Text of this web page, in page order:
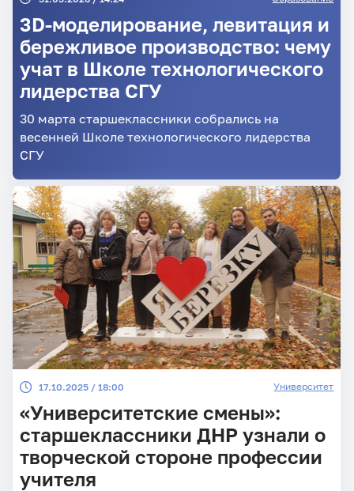
3D‑моделирование, левитация и
бережливое производство: чему
учат в Школе технологического
лидерства СГУ
30 марта старшеклассники собрались на
весенней Школе технологического лидерства
СГУ
17.10.2025 / 18:00 Университет
«Университетские смены»:
старшеклассники ДНР узнали о
творческой стороне профессии
учителя